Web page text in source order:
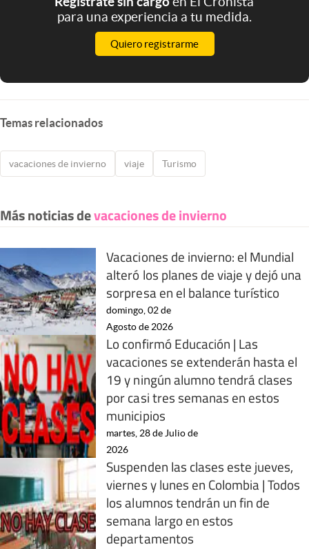
para una experiencia a tu medida.
Quiero registrarme
Temas relacionados
vacaciones de invierno viaje Turismo
Más noticias devacaciones de invierno
Vacaciones de invierno: el Mundial
alteró los planes de viaje y dejó una
sorpresa en el balance turístico
domingo, 02 de
Agosto de 2026
Lo confirmó Educación | Las
vacaciones se extenderán hasta el
19 y ningún alumno tendrá clases
por casi tres semanas en estos
municipios
martes, 28 de Julio de
2026
Suspenden las clases este jueves,
viernes y lunes en Colombia | Todos
los alumnos tendrán un fin de
semana largo en estos
departamentos